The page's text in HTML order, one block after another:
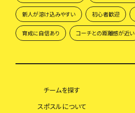
新人が溶け込みやすい 初心者歓迎
育成に自信あり コーチとの距離感が近い
チームを探す
スポスルについて